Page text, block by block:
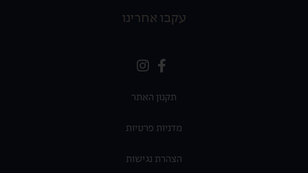
עקבו אחרינו
תקנון האתר
מדניות פרטיות
הצהרת נגישות